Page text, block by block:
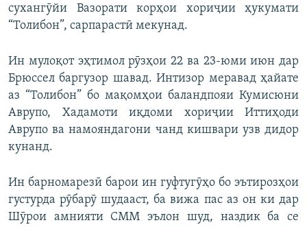
сухангӯйи Вазорати корҳои хориҷии ҳукумати
“Толибон”, сарпарастӣ мекунад.
Ин мулоқот эҳтимол рӯзҳои 22 ва 23-юми июн дар
Брюссел баргузор шавад. Интизор меравад ҳайате
аз “Толибон” бо мақомҳои баландпояи Кумисюни
Аврупо, Хадамоти иқдоми хориҷии Иттиҳоди
Аврупо ва намояндагони чанд кишвари узв дидор
кунанд.
Ин барномарезӣ барои ин гуфтугӯҳо бо эътирозҳои
густурда рӯбарӯ шудааст, ба вижа пас аз он ки дар
Шӯрои амнияти СММ эълон шуд, наздик ба се